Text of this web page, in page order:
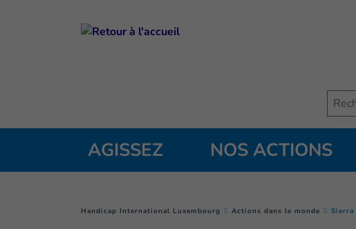
AGISSEZ
NOS ACTIONS
You are here :
Handicap International Luxembourg Actions dans le monde Sierra